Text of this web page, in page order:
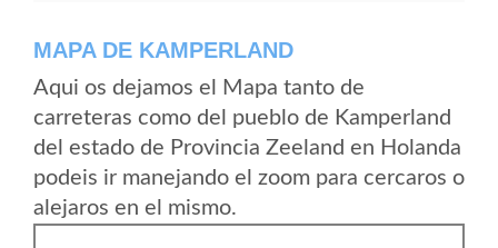
MAPA DE KAMPERLAND
Aqui os dejamos el Mapa tanto de
carreteras como del pueblo de Kamperland
del estado de Provincia Zeeland en Holanda
podeis ir manejando el zoom para cercaros o
alejaros en el mismo.